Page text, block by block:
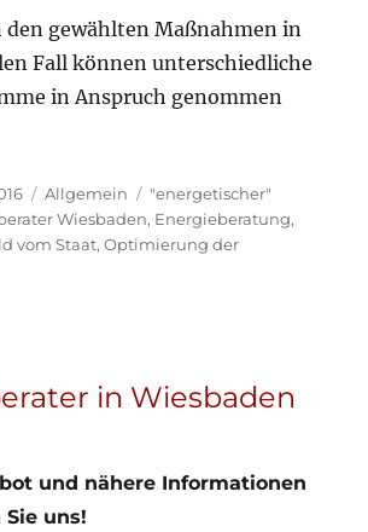
den gewählten Maßnahmen in
Fall können unterschiedliche
in Anspruch genommen
Kategorien
Allgemein Schlagwörter
"energetischer"
Wiesbaden, Energieberatung,
vom Staat,Optimierung der
in Wiesbaden
und nähere Informationen
uns!